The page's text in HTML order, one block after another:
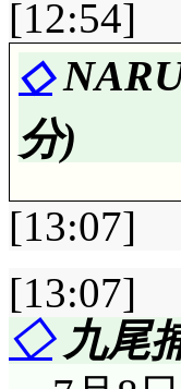
はナ
山で
ナル
すれ
ね……
餓鬼
吸収
『動
評価
ヒナ
勢(多
と。
たの
受け
ょう
[12:54]
◇
分)
評価
[13:07]
[13:07]
◇九尾